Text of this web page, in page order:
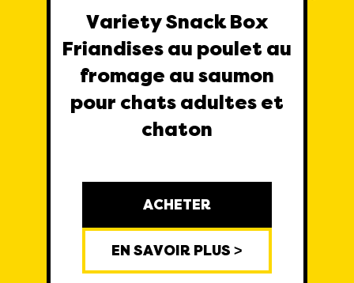
Variety Snack Box
Friandises au poulet au
fromage au saumon
pour chats adultes et
chaton
ACHETER
EN SAVOIR PLUS >